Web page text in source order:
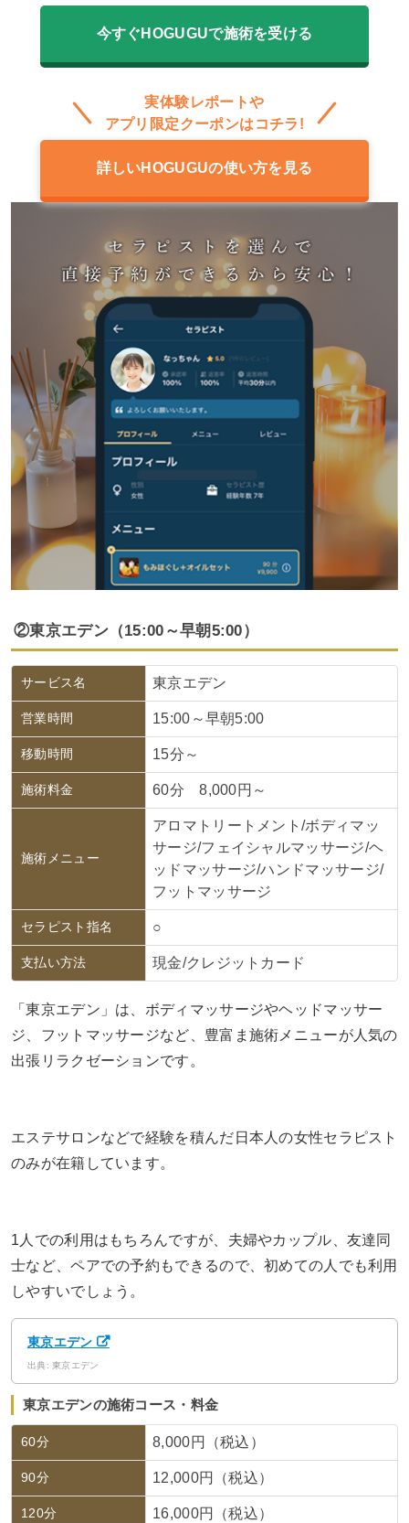
今すぐHOGUGUで施術を受ける
実体験レポートや
アプリ限定クーポンはコチラ!
詳しいHOGUGUの使い方を見る
②東京エデン（15:00～早朝5:00）
サービス名 東京エデン
営業時間 15:00～早朝5:00
移動時間 15分～
施術料金 60分 8,000円～
施術メニュー
アロマトリートメント/ボディマッ
サージ/フェイシャルマッサージ/ヘ
ッドマッサージ/ハンドマッサージ/
フットマッサージ
セラピスト指名 ○
支払い方法 現金/クレジットカード
「東京エデン」は、ボディマッサージやヘッドマッサー
ジ、フットマッサージなど、豊富ま施術メニューが人気の
出張リラクゼーションです。
エステサロンなどで経験を積んだ日本人の女性セラピスト
のみが在籍しています。
1人での利用はもちろんですが、夫婦やカップル、友達同
士など、ペアでの予約もできるので、初めての人でも利用
しやすいでしょう。
東京エデン
出典: 東京エデン
東京エデンの施術コース・料金
60分 8,000円（税込）
90分 12,000円（税込）
120分 16,000円（税込）